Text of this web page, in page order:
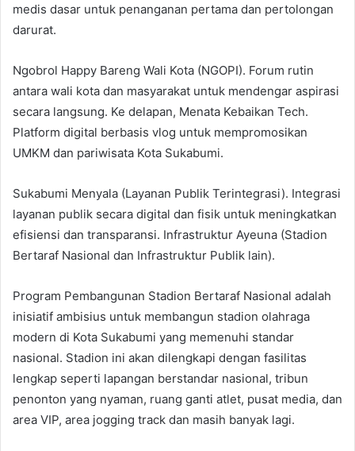
medis dasar untuk penanganan pertama dan pertolongan
darurat.
Ngobrol Happy Bareng Wali Kota (NGOPI). Forum rutin
antara wali kota dan masyarakat untuk mendengar aspirasi
secara langsung. Ke delapan, Menata Kebaikan Tech.
Platform digital berbasis vlog untuk mempromosikan
UMKM dan pariwisata Kota Sukabumi.
Sukabumi Menyala (Layanan Publik Terintegrasi). Integrasi
layanan publik secara digital dan fisik untuk meningkatkan
efisiensi dan transparansi. Infrastruktur Ayeuna (Stadion
Bertaraf Nasional dan Infrastruktur Publik lain).
Program Pembangunan Stadion Bertaraf Nasional adalah
inisiatif ambisius untuk membangun stadion olahraga
modern di Kota Sukabumi yang memenuhi standar
nasional. Stadion ini akan dilengkapi dengan fasilitas
lengkap seperti lapangan berstandar nasional, tribun
penonton yang nyaman, ruang ganti atlet, pusat media, dan
area VIP, area jogging track dan masih banyak lagi.